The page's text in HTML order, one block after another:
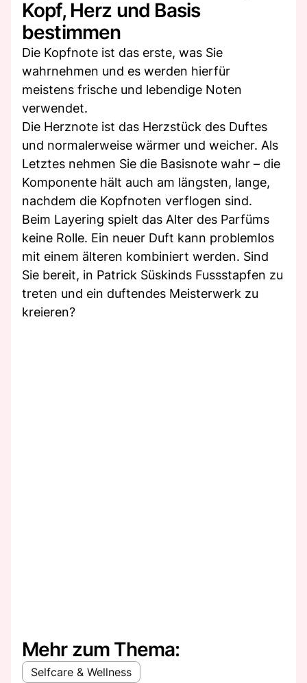
Kopf, Herz und Basis
bestimmen
Die Kopfnote ist das erste, was Sie
wahrnehmen und es werden hierfür
meistens frische und lebendige Noten
verwendet.
Die Herznote ist das Herzstück des Duftes
und normalerweise wärmer und weicher. Als
Letztes nehmen Sie die Basisnote wahr – die
Komponente hält auch am längsten, lange,
nachdem die Kopfnoten verflogen sind.
Beim Layering spielt das Alter des Parfüms
keine Rolle. Ein neuer Duft kann problemlos
mit einem älteren kombiniert werden. Sind
Sie bereit, in Patrick Süskinds Fussstapfen zu
treten und ein duftendes Meisterwerk zu
kreieren?
Mehr zum Thema:
Selfcare & Wellness